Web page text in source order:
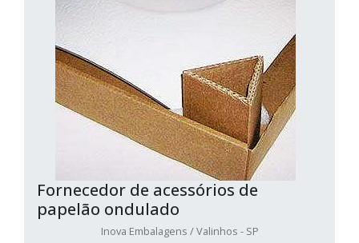
Fornecedor de acessórios de
papelão ondulado
Inova Embalagens / Valinhos - SP